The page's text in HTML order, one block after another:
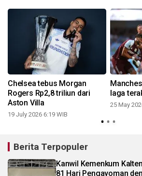
Chelsea tebus Morgan
Rogers Rp2,8 triliun dari
Aston Villa
19 July 2026 6:19 WIB
laga
25 May
Berita Terpopuler
Kanwil Kemenkum
81 Hari Pengayoman